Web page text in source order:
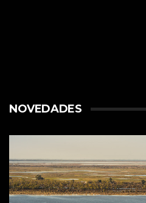
NOVEDADES